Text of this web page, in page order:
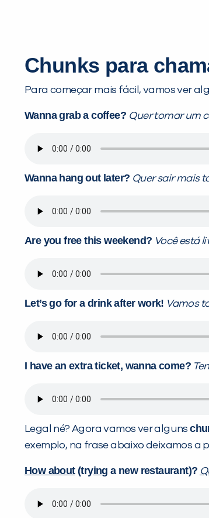
Chunks para
Para começar mais fácil, vamos ver
Wanna grab a coffee? Quer tomar um
Wanna hang out later? Quer sair mais
Are you free this weekend? Você está
Let’s go for a drink after work! Vamos
I have an extra ticket, wanna come?
Legal né? Agora vamos ver alguns
exemplo, na frase abaixo deixamos a
How about(trying a new restaurant)?